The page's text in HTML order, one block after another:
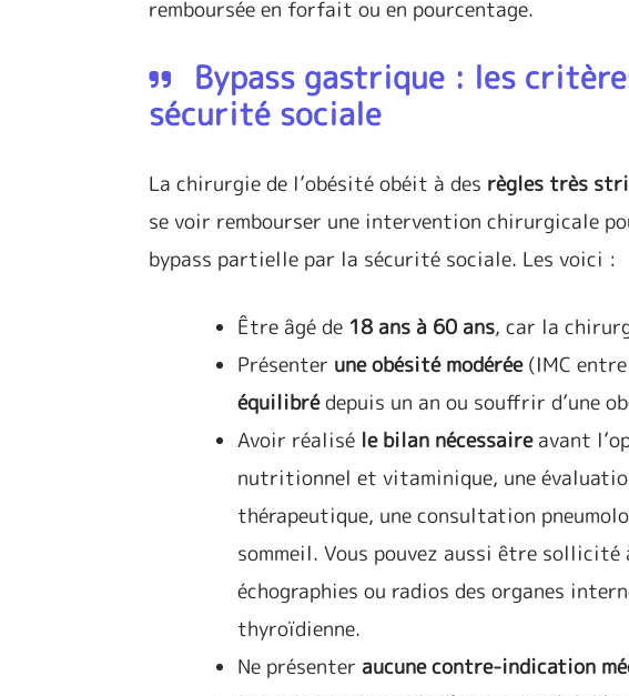
remboursée en forfait ou en pourcentage.
Bypass gastrique : les
sécurité sociale
La chirurgie de l’obésité obéit à des règles très
se voir rembourser une intervention chirurgicale
bypass partielle par la sécurité sociale. Les voici :
Être âgé de 18 ans à 60 ans, car la
Présenter une obésité modérée(IMC
équilibrédepuis un an ou souffrir d’une
Avoir réalisé le bilan nécessaireavant
nutritionnel et vitaminique, une
thérapeutique, une consultation
sommeil. Vous pouvez aussi être
échographies ou radios des organes
thyroïdienne.
Ne présenter aucune contre-indication